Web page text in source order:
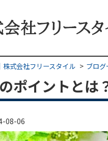
式会社フリースタイル ブログ
ポイントとは
08-06